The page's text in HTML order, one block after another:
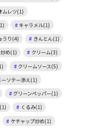
ムレツ(1)
キャラメル(1)
うり(4)
きんとん(1)
め(1)
クリーム(3)
クリームソース(5)
ーソテー添え(1)
グリーンペッパー(1)
くるみ(1)
ケチャップ炒め(1)